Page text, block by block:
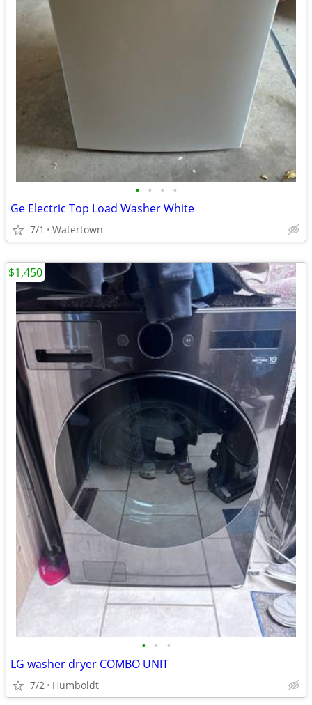
• • • •
Ge Electric Top Load Washer White
7/1 Watertown
• • •
LG washer dryer COMBO UNIT
7/2 Humboldt
$1,450